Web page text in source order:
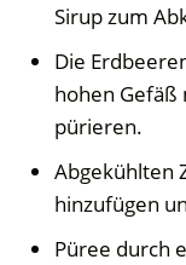
Sirup zum
Die
hohen Gefäß
pürieren.
Abgekühlten
hinzufügen
Püree durch